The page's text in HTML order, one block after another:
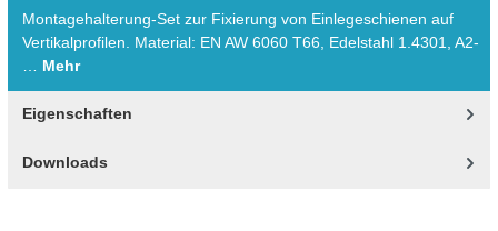
Montagehalterung-Set zur Fixierung von Einlegeschienen auf
Vertikalprofilen. Material: EN AW 6060 T66, Edelstahl 1.4301, A2-
Mehr
Eigenschaften
Downloads